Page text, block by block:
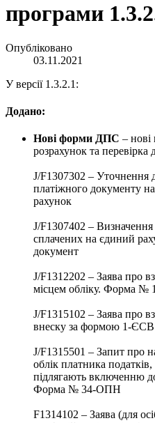
програми
Опубліковано
03.11.2021
У версії 1.3.2.1:
Додано:
Нові форми ДПС – нові
розрахунок та перевірка
J/F1307302 – Уточнення
платіжного документу
рахунок
J/F1307402 –
сплачених на єдиний
документ
J/F1312202 – Заява про
місцем обліку. Форма
J/F1315102 – Заява про
внеску за формою 1-ЄСВ
J/F1315501 – Запит про
облік платника
підлягають включенню
Форма № 34-ОПН
F1314102 – Заява (для